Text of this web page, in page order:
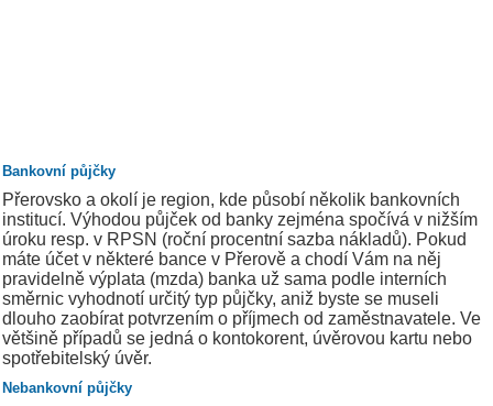
Bankovní půjčky
Přerovsko a okolí je region, kde působí několik bankovních
institucí. Výhodou půjček od banky zejména spočívá v nižším
úroku resp. v RPSN (roční procentní sazba nákladů). Pokud
máte účet v některé bance v Přerově a chodí Vám na něj
pravidelně výplata (mzda) banka už sama podle interních
směrnic vyhodnotí určitý typ půjčky, aniž byste se museli
dlouho zaobírat potvrzením o příjmech od zaměstnavatele. Ve
většině případů se jedná o kontokorent, úvěrovou kartu nebo
spotřebitelský úvěr.
Nebankovní půjčky